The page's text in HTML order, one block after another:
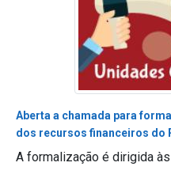
Aberta a chamada para
dos recursos financeiros do
A formalização é dirigida